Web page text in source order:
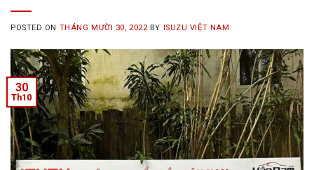
POSTED ON THÁNG MƯỜI 30, 2022 BY ISUZU VIỆT NAM
30
Th10